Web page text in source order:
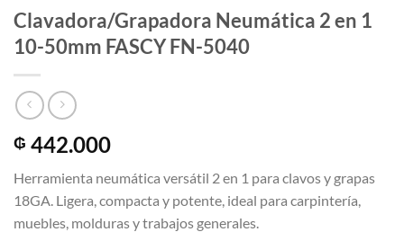
Clavadora/Grapadora Neumática 2 en 1
10-50mm FASCY FN-5040
₲ 442.000
Herramienta neumática versátil 2 en 1 para clavos y grapas
18GA. Ligera, compacta y potente, ideal para carpintería,
muebles, molduras y trabajos generales.